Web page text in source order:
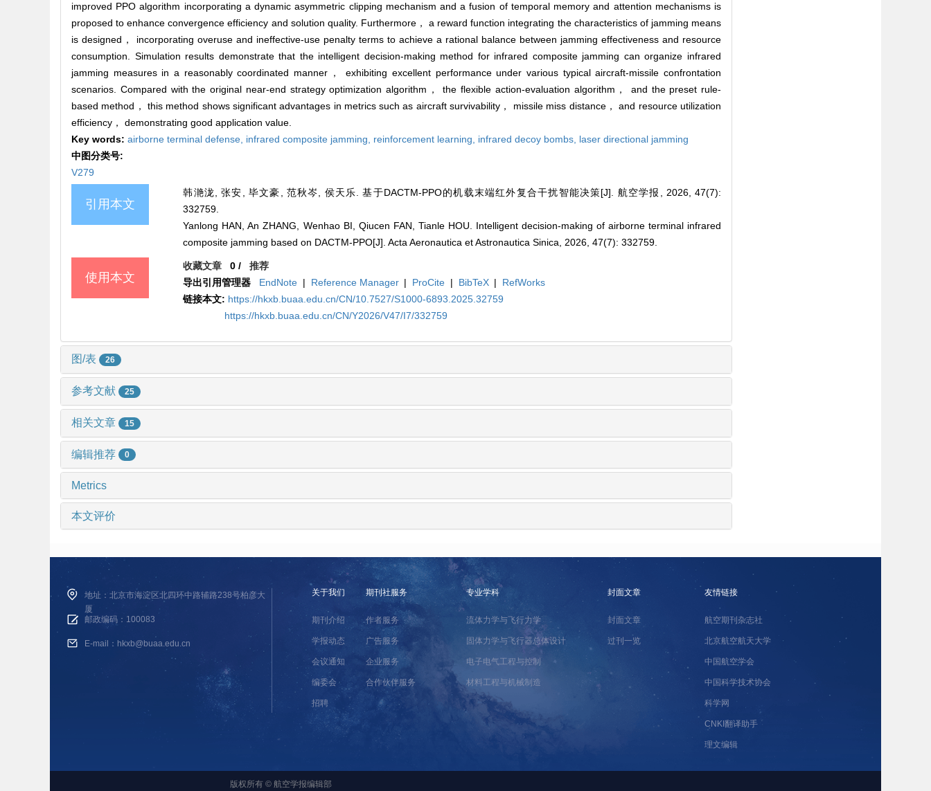
improved PPO algorithm incorporating a dynamic asymmetric clipping mechanism and a fusion of temporal memory and attention mechanisms is
proposed to enhance convergence efficiency and solution quality. Furthermore， a reward function integrating the characteristics of jamming means
is designed， incorporating overuse and ineffective-use penalty terms to achieve a rational balance between jamming effectiveness and resource
consumption. Simulation results demonstrate that the intelligent decision-making method for infrared composite jamming can organize infrared
jamming measures in a reasonably coordinated manner， exhibiting excellent performance under various typical aircraft-missile confrontation
scenarios. Compared with the original near-end strategy optimization algorithm， the flexible action-evaluation algorithm， and the preset rule-
based method， this method shows significant advantages in metrics such as aircraft survivability， missile miss distance， and resource utilization
efficiency， demonstrating good application value.
Key words: airborne terminal defense, infrared composite jamming, reinforcement learning, infrared decoy bombs, laser directional jamming
中图分类号:
V279
引用本文
韩滟泷, 张安, 毕文豪, 范秋岑, 侯天乐. 基于DACTM-PPO的机载末端红外复合干扰智能决策[J]. 航空学报, 2026, 47(7):
332759.
Yanlong HAN, An ZHANG, Wenhao BI, Qiucen FAN, Tianle HOU. Intelligent decision-making of airborne terminal infrared
composite jamming based on DACTM-PPO[J]. Acta Aeronautica et Astronautica Sinica, 2026, 47(7): 332759.
使用本文
收藏文章 0 /推荐
导出引用管理器
EndNote | Reference Manager | ProCite | BibTeX |
RefWorks
链接本文: https://hkxb.buaa.edu.cn/CN/10.7527/S1000-6893.2025.32759
https://hkxb.buaa.edu.cn/CN/Y2026/V47/I7/332759
图/表 26
参考文献 25
相关文章 15
编辑推荐 0
Metrics
本文评价
地址：北京市海淀区北四环中路辅路238号柏彦大
厦
邮政编码：100083
E-mail：hkxb@buaa.edu.cn
关于我们
期刊介绍
学报动态
会议通知
编委会
招聘
期刊社服务
作者服务
广告服务
企业服务
合作伙伴服务
专业学科
流体力学与飞行力学
固体力学与飞行器总体设计
电子电气工程与控制
材料工程与机械制造
封面文章
封面文章
过刊一览
友情链接
航空期刊杂志社
北京航空航天大学
中国航空学会
中国科学技术协会
科学网
CNKI翻译助手
理文编辑
版权所有 © 航空学报编辑部